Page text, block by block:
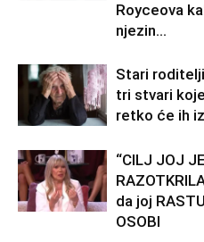
Royceova
njezin...
Stari
tri stvari
retko će ih
“CILJ JOJ
da joj
OSOBI